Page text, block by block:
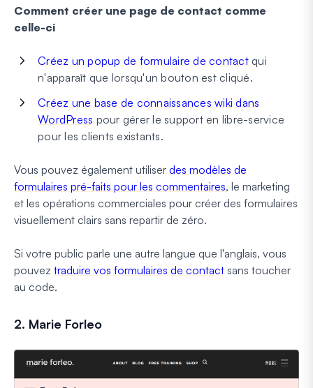
Comment créer une page de contact comme
celle-ci
Créez un popup de formulaire de contactqui
n'apparaît que lorsqu'un bouton est cliqué.
Créez une base de connaissances wiki dans
WordPress pour gérer le support en libre-service
pour les clients existants.
Vous pouvez également utiliser des modèles de
formulaires pré-faits pour les commentaires, le marketing
et les opérations commerciales pour créer des formulaires
visuellement clairs sans repartir de zéro.
Si votre public parle une autre langue que l'anglais, vous
pouvez traduire vos formulaires de contact sans toucher
au code.
2. Marie Forleo